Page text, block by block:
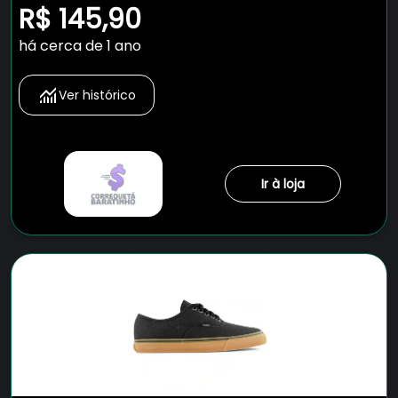
R$ 145,90
há cerca de 1 ano
Ver histórico
Ir à loja